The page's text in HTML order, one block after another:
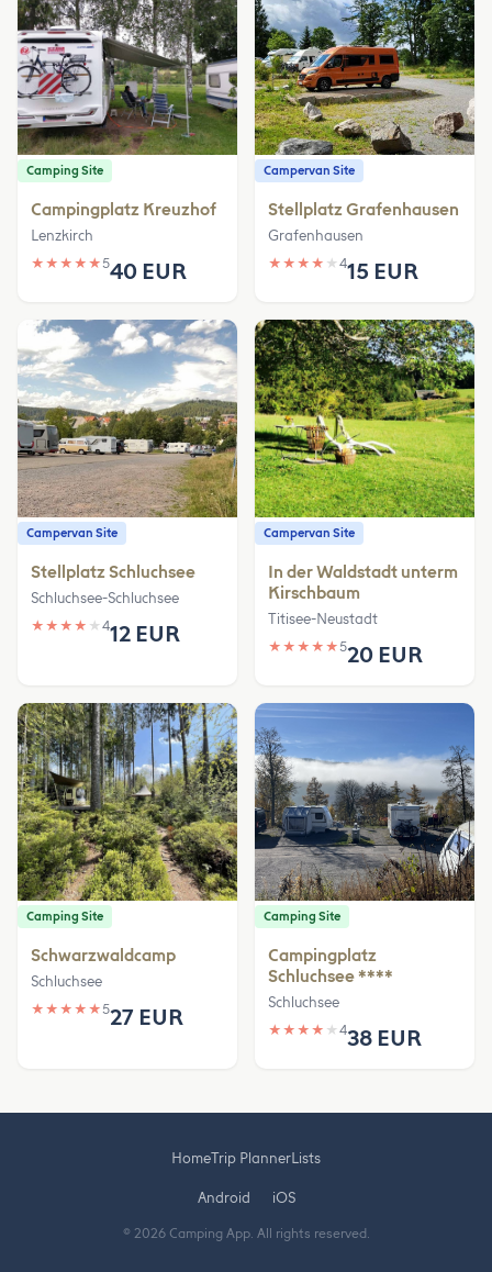
Camping Site
Campingplatz Kreuzhof
Lenzkirch
★ ★ ★ ★ ★540 EUR
Campervan Site
Stellplatz Grafenhausen
Grafenhausen
★ ★ ★ ★ ★ 415 EUR
Campervan Site
Stellplatz Schluchsee
Schluchsee-Schluchsee
★ ★ ★ ★ ★ 412 EUR
Campervan Site
In der Waldstadt unterm
Kirschbaum
Titisee-Neustadt
★ ★ ★ ★ ★520 EUR
Camping Site
Schwarzwaldcamp
Schluchsee
★ ★ ★ ★ ★527 EUR
Camping Site
Campingplatz
Schluchsee ****
Schluchsee
★ ★ ★ ★ ★ 438 EUR
HomeTrip PlannerLists
Android iOS
© 2026 Camping App. All rights reserved.